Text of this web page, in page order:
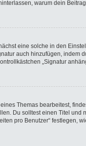
warum dein
eine solche in den
auch hinzufügen,
„Signatur
Themas bearbeitest,
Du solltest einen Titel
pro Benutzer“